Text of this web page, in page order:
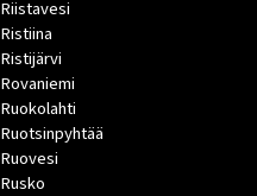
Riistavesi
Ristiina
Ristijärvi
Rovaniemi
Ruokolahti
Ruotsinpyhtää
Ruovesi
Rusko